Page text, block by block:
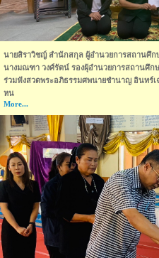
นายสิราวิชญ์ สำนักสกุล ผู้อำนวยการสถานศึก
นางมณฑา วงศ์รัตน์ รองผุ้อำนวยการสถานศึก
ร่วมฟังสวดพระอภิธรรมศพนายชำนาญ อินทร์
หน
More...